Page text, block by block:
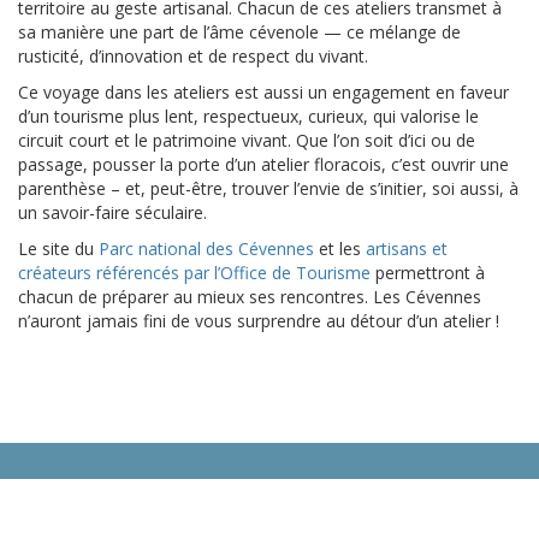
territoire au geste artisanal. Chacun de ces ateliers transmet à
sa manière une part de l’âme cévenole — ce mélange de
rusticité, d’innovation et de respect du vivant.
Ce voyage dans les ateliers est aussi un engagement en faveur
d’un tourisme plus lent, respectueux, curieux, qui valorise le
circuit court et le patrimoine vivant. Que l’on soit d’ici ou de
passage, pousser la porte d’un atelier floracois, c’est ouvrir une
parenthèse – et, peut-être, trouver l’envie de s’initier, soi aussi, à
un savoir-faire séculaire.
Le site du Parc national des Cévennes et les artisans et
créateurs référencés par l’Office de Tourisme permettront à
chacun de préparer au mieux ses rencontres. Les Cévennes
n’auront jamais fini de vous surprendre au détour d’un atelier !